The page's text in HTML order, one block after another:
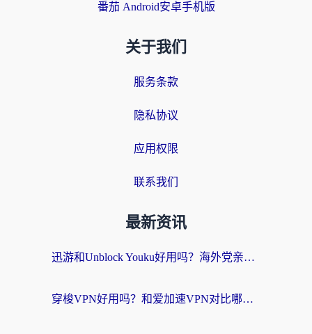
番茄 Android安卓手机版
关于我们
服务条款
隐私协议
应用权限
联系我们
最新资讯
迅游和Unblock Youku好用吗？海外党亲测：3个维度教你选对回国加速器
穿梭VPN好用吗？和爱加速VPN对比哪个回国效果更好？海外党必看的实用指南